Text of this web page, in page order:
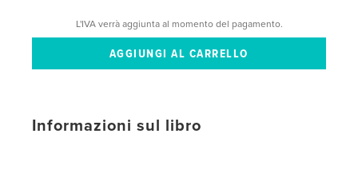
L'IVA verrà aggiunta al momento del pagamento.
Informazioni sul libro